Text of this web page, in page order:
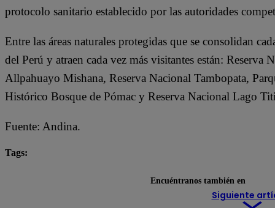
protocolo sanitario establecido por las autoridades
Entre las áreas naturales protegidas que se consolidan
del Perú y atraen cada vez más visitantes están: Reserva
Allpahuayo Mishana, Reserva Nacional Tambopata,
Histórico Bosque de Pómac y Reserva Nacional Lago
Fuente: Andina.
Tags:
Siguiente
Encuéntranos también en